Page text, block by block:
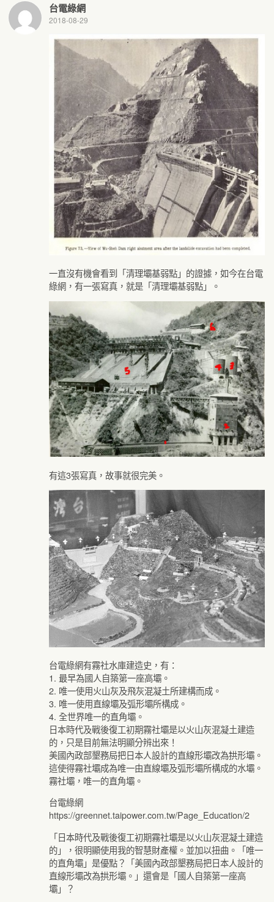
台電綠網
2018-08-29
一直沒有機會看到「清理壩基弱點」的證據，如今在台電
綠網，有一張寫真，就是「清理壩基弱點」。
有這3張寫真，故事就很完美。
台電綠網有霧社水庫建造史，有：
1. 最早為國人自築第一座高壩。
2. 唯一使用火山灰及飛灰混凝土所建構而成。
3. 唯一使用直線壩及弧形壩所構成。
4. 全世界唯一的直角壩。
日本時代及戰後復工初期霧社壩是以火山灰混凝土建造
的，只是目前無法明顯分辨出來！
美國內政部墾務局把日本人設計的直線形壩改為拱形壩。
這使得霧社壩成為唯一由直線壩及弧形壩所構成的水壩。
霧社壩，唯一的直角壩。
台電綠網
https://greennet.taipower.com.tw/Page_Education/2
「日本時代及戰後復工初期霧社壩是以火山灰混凝土建造
的」，很明顯使用我的智慧財產權。並加以扭曲。「唯一
的直角壩」是優點？「美國內政部墾務局把日本人設計的
直線形壩改為拱形壩。」還會是「國人自築第一座高
壩」？